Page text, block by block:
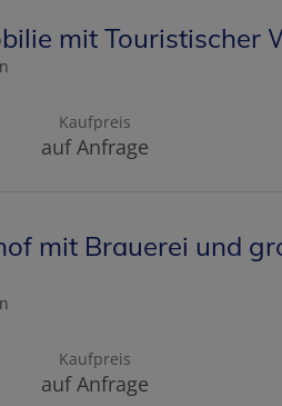
mit Touristischer
Kaufpreis
auf Anfrage
mit Brauerei und
Kaufpreis
auf Anfrage